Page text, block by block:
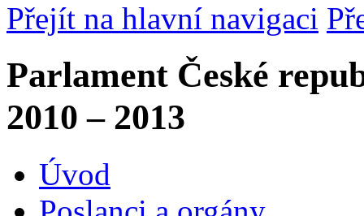
Přejít na hlavní navigaci
Parlament České
2010 – 2013
Úvod